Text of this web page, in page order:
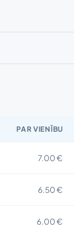
PAR VIENĪBU
7.00 €
6.50 €
6.00 €